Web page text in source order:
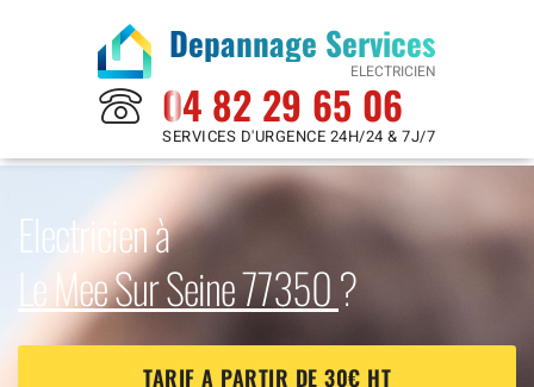
Depannage Services
ELECTRICIEN
04 82 29 65 06
SERVICES D'URGENCE 24H/24 & 7J/7
Electricien à
Le Mee Sur Seine 77350?
TARIF A PARTIR DE 30€ HT